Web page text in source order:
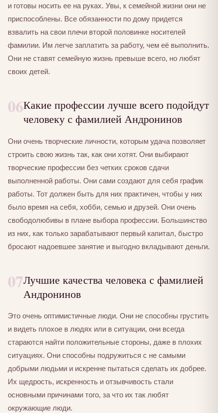
и готовы носить ее на руках. Увы, к семейной жизни они не
приспособлены. Все обязанности по дому придется
взвалить на свои плечи второй половинке носителей
фамилии. Им легче заплатить за работу, чем её выполнить.
Они не ставят семейную жизнь превыше всего, но любят
своих детей.
06Какие профессии лучше всего подойдут
человеку с фамилией Андронинов
Они очень творческие личности, которым удача позволяет
строить свою жизнь так, как они хотят. Они выбирают
творческие профессии без четких сроков сдачи
выполненной работы. Они сами создают для себя график
работы. Тот должен быть для них практичен, чтобы у них
было время на себя, хобби, семью и друзей. Они очень
свободолюбивы в плане выбора профессии. Большинство
из них, как только зарабатывают первый капитал, быстро
бросают надоевшее занятие и выгодно вкладывают деньги.
07Лучшие качества человека с фамилией
Андронинов
Это очень оптимистичные люди. Они не способны грустить
и видеть плохое в людях или в ситуации, они всегда
стараются найти положительные стороны, даже в плохих
ситуациях. Они способны подружиться с не самыми
добрыми людьми и искренне пытаться сделать их добрее.
Их щедрость, искренность и отзывчивость стали
основными причинами того, за что их так любят
окружающие люди.